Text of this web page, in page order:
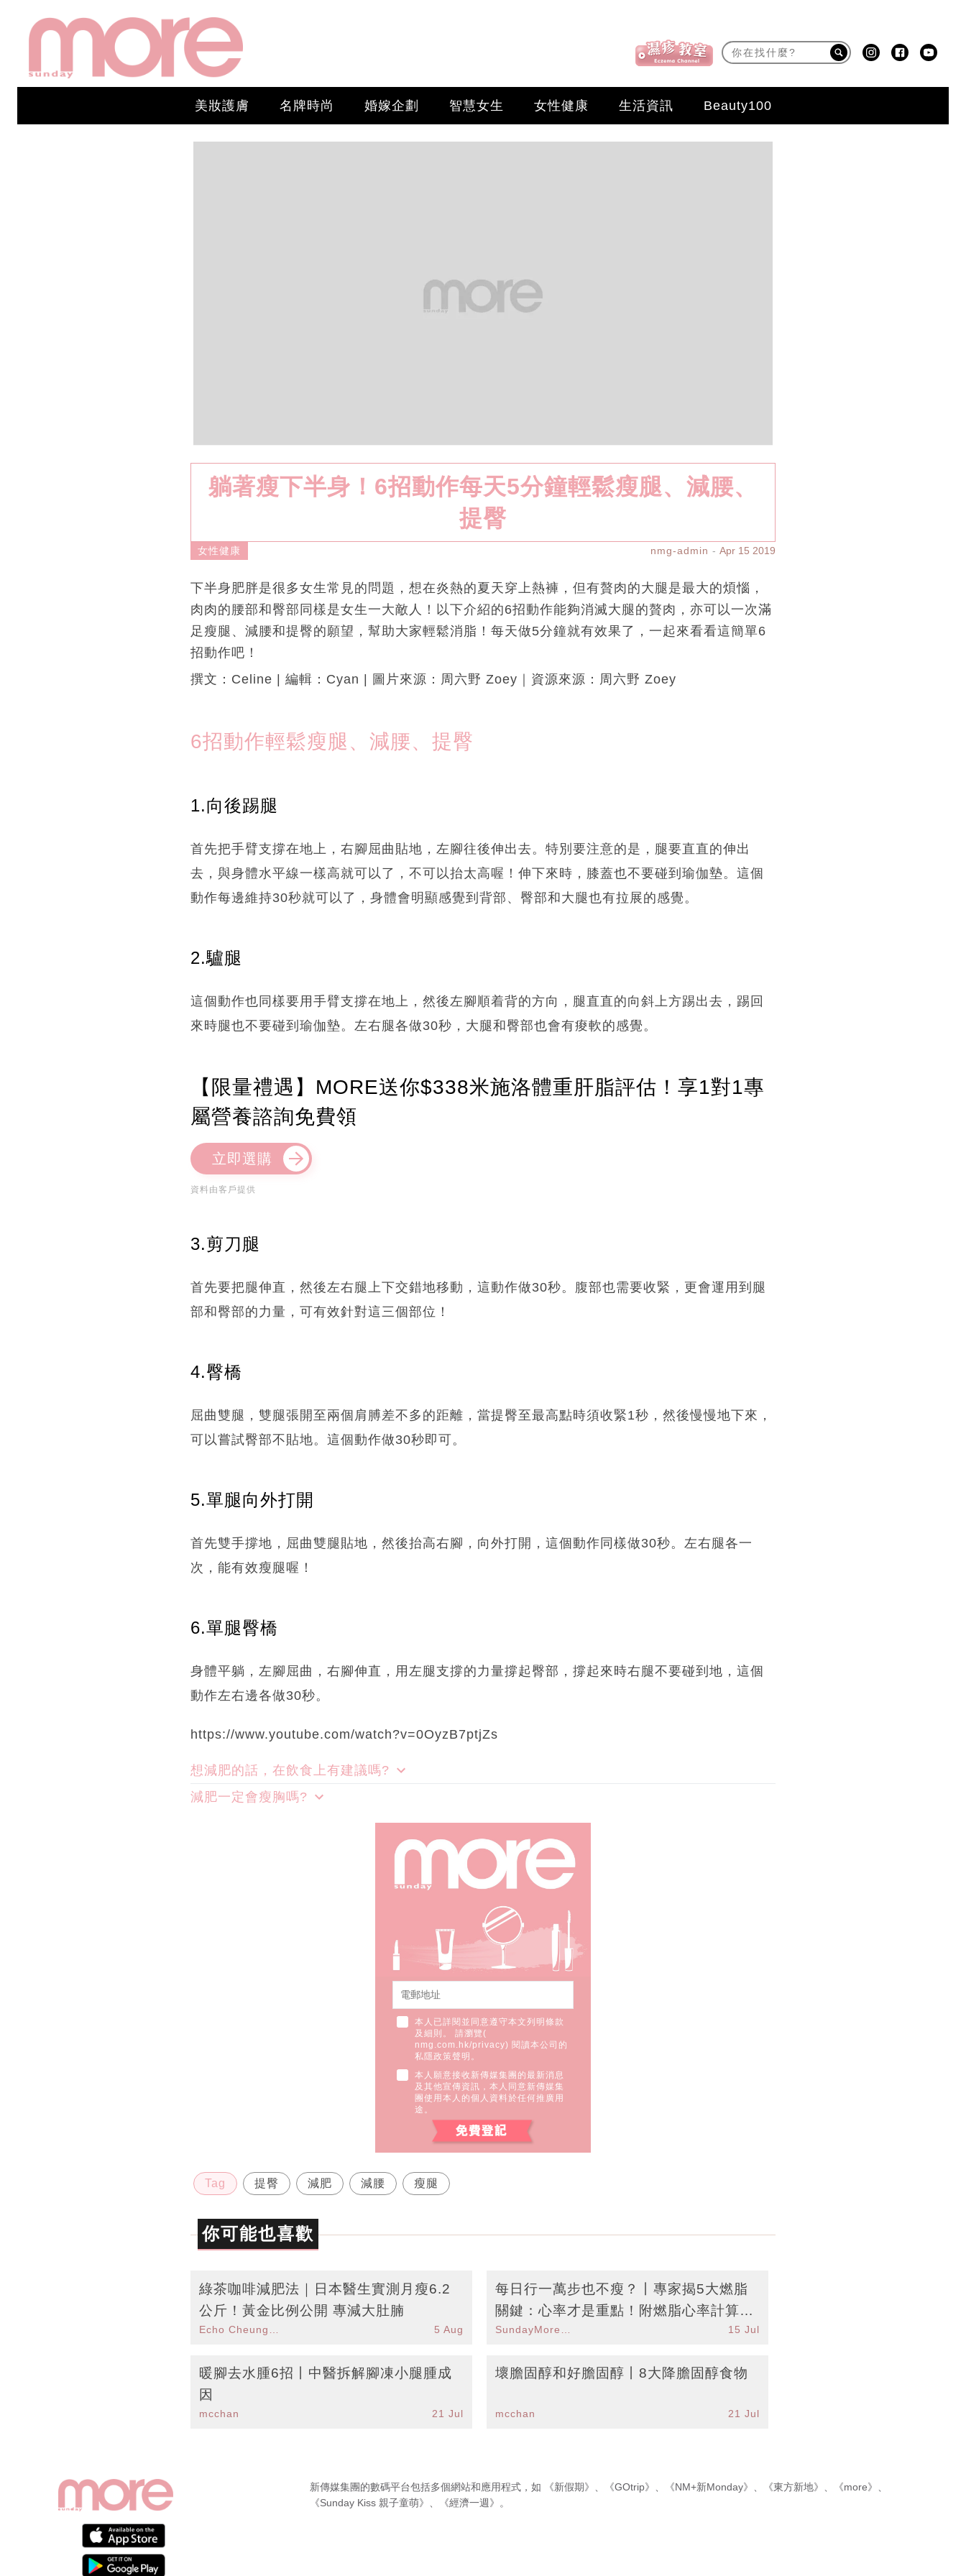
美妝護膚 名牌時尚 婚嫁企劃 智慧女生 女性健康 生活資訊 Beauty100
躺著瘦下半身！6招動作每天5分鐘輕鬆瘦腿、減腰、
提臀
女性健康 nmg-admin Apr 15 2019
下半身肥胖是很多女生常見的問題，想在炎熱的夏天穿上熱褲，但有贅肉的大腿是最大的煩惱，
肉肉的腰部和臀部同樣是女生一大敵人！以下介紹的6招動作能夠消滅大腿的贅肉，亦可以一次滿
足瘦腿、減腰和提臀的願望，幫助大家輕鬆消脂！每天做5分鐘就有效果了，一起來看看這簡單6
招動作吧！
撰文：Celine | 編輯：Cyan | 圖片來源：周六野 Zoey｜資源來源：周六野 Zoey
6招動作輕鬆瘦腿、減腰、提臀
1.向後踢腿
首先把手臂支撐在地上，右腳屈曲貼地，左腳往後伸出去。特別要注意的是，腿要直直的伸出
去，與身體水平線一樣高就可以了，不可以抬太高喔！伸下來時，膝蓋也不要碰到瑜伽墊。這個
動作每邊維持30秒就可以了，身體會明顯感覺到背部、臀部和大腿也有拉展的感覺。
2.驢腿
這個動作也同樣要用手臂支撐在地上，然後左腳順着背的方向，腿直直的向斜上方踢出去，踢回
來時腿也不要碰到瑜伽墊。左右腿各做30秒，大腿和臀部也會有痠軟的感覺。
【限量禮遇】MORE送你$338米施洛體重肝脂評估！享1對1專
屬營養諮詢免費領
立即選購
資料由客戶提供
3.剪刀腿
首先要把腿伸直，然後左右腿上下交錯地移動，這動作做30秒。腹部也需要收緊，更會運用到腿
部和臀部的力量，可有效針對這三個部位！
4.臀橋
屈曲雙腿，雙腿張開至兩個肩膊差不多的距離，當提臀至最高點時須收緊1秒，然後慢慢地下來，
可以嘗試臀部不貼地。這個動作做30秒即可。
5.單腿向外打開
首先雙手撐地，屈曲雙腿貼地，然後抬高右腳，向外打開，這個動作同樣做30秒。左右腿各一
次，能有效瘦腿喔！
6.單腿臀橋
身體平躺，左腳屈曲，右腳伸直，用左腿支撐的力量撐起臀部，撐起來時右腿不要碰到地，這個
動作左右邊各做30秒。
https://www.youtube.com/watch?v=0OyzB7ptjZs
想減肥的話，在飲食上有建議嗎?
減肥一定會瘦胸嗎?
本人已詳閱並同意遵守本文列明條款
及細則。 請瀏覽(
nmg.com.hk/privacy) 閱讀本公司的
私隱政策聲明。
本人願意接收新傳媒集團的最新消息
及其他宣傳資訊，本人同意新傳媒集
團使用本人的個人資料於任何推廣用
途。
Tag 提臀 減肥 減腰 瘦腿
你可能也喜歡
綠茶咖啡減肥法｜日本醫生實測月瘦6.2
公斤！黃金比例公開 專減大肚腩
5 Aug
每日行一萬步也不瘦？丨專家揭5大燃脂
關鍵：心率才是重點！附燃脂心率計算教
學
15 Jul
暖腳去水腫6招丨中醫拆解腳凍小腿腫成
因
mcchan 21 Jul
壞膽固醇和好膽固醇丨8大降膽固醇食物
mcchan 21 Jul
新傳媒集團的數碼平台包括多個網站和應用程式，如 《新假期》 、 《GOtrip》 、 《NM+新Monday》 、 《東方新地》 、 《more》 、
《Sunday Kiss 親子童萌》 、 《經濟一週》 。